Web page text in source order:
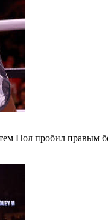
Пол пробил правым